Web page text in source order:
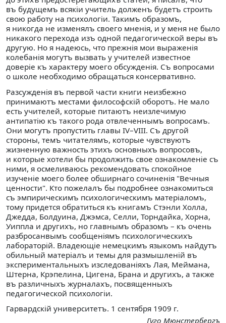
въ будущемъ всякiи учитель долженъ будетъ строить
свою работу на психологiи. Такимъ образомъ,
я никогда не изменялъ своего мненiя, и у меня не было
никакого перехода изъ одной педагогической веры въ
другую. Но я надеюсь, что прежнiя мои выраженiя
колебанiя могутъ вызвать у учителей известное
доверiе къ характеру моего обсужденiя. Съ вопросами
о школе необходимо обращаться консервативно.
Разсужденiя въ первой части книги неизбежно
принимаютъ местами философскiй оборотъ. Не мало
есть учителей, которые питаютъ неизлечимую
антипатiю къ такого рода отвлеченнымъ вопросамъ.
Они могутъ пропустить главы IV–VIII. Съ другой
стороны, темъ читателямъ, которые чувствуютъ
жизненную важность этихъ основныхъ вопросовъ,
и которые хотели бы продолжить свое ознакомленiе съ
ними, я осмеливаюсь рекомендовать спокойное
изученiе моего более обширнаго сочиненiя "Вечныя
ценности". Кто пожелалъ бы подробнее ознакомиться
съ эмпирическимъ психологическимъ матерiаломъ,
тому придется обратиться къ книгамъ Стэнли Холла,
Джедда, Болдуина, Джэмса, Селли, Торндайка, Хорна,
Уиппла и другихъ, но главнымъ образомъ – къ очень
разбросанвымъ сообщенiямъ психологическихъ
лабораторiй. Владеющiе немецкимъ языкомъ найдутъ
обильный матерiалъ и темы для размышленiй въ
экспериментальныхъ изследованiяхъ Лая, Меймана,
Штерна, Крэпелина, Цигена, Брана и другихъ, а также
въ различныхъ журналахъ, посвященныхъ
педагогической психологiи.
Гарвардскiй университетъ. 1 сентября 1909 г.
Гуго Мюнстербергъ